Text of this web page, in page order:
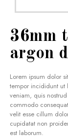
36mm
argon
Lorem ipsum dolor
tempor incididunt ut
veniam, quis
commodo
velit esse cillum
cupidatat non
est laborum.